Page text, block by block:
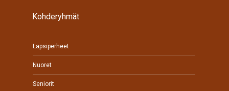
Kohderyhmät
Lapsiperheet
Nuoret
Seniorit